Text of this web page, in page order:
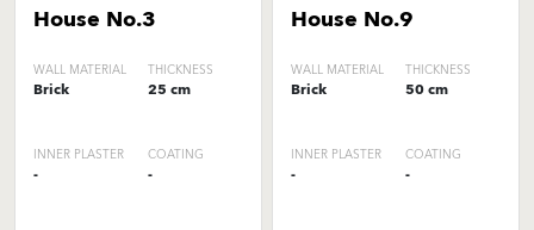
House No.3
WALL MATERIAL
Brick
THICKNESS
25 cm
INNER PLASTER
-
COATING
-
House No.9
WALL MATERIAL
Brick
THICKNESS
50 cm
INNER PLASTER
-
COATING
-